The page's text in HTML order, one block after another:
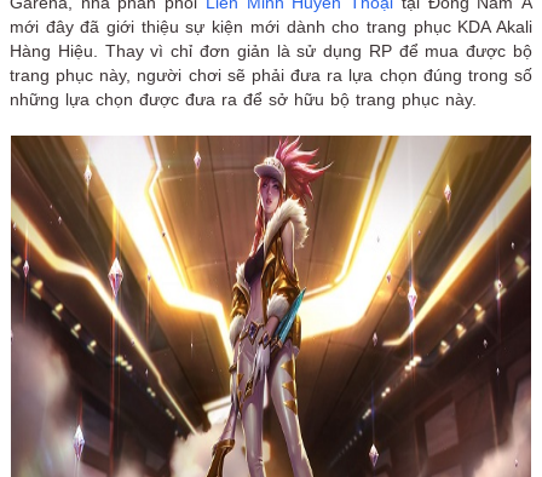
mới đây đã giới thiệu sự kiện mới dành cho trang phục KDA Akali
Hàng Hiệu. Thay vì chỉ đơn giản là sử dụng RP để mua được bộ
trang phục này, người chơi sẽ phải đưa ra lựa chọn đúng trong số
những lựa chọn được đưa ra để sở hữu bộ trang phục này.